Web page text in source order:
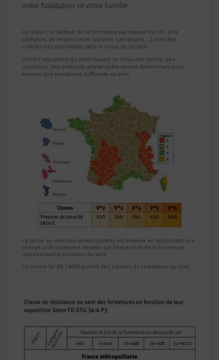
votre habitation et votre famille.
La région, la hauteur de la fermeture par rapport au sol, et la
catégorie de terrain (zone, urbaine, campagne,...) sont des
critères très importants dans le choix du produit.
Selon l’exposition du volet roulant, le choix des lames, des
coulisses, des embouts anti-tempête seront déterminant pour
assurer une résistance suffisante au vent.
La tenue au vent des volets roulants est évaluée en appliquant une
charge uniformément répartie sur l’ensemble de la fermeture,
représentant la pression du vent.
La norme NF EN 13659 prévoit des classes de résistance au vent.